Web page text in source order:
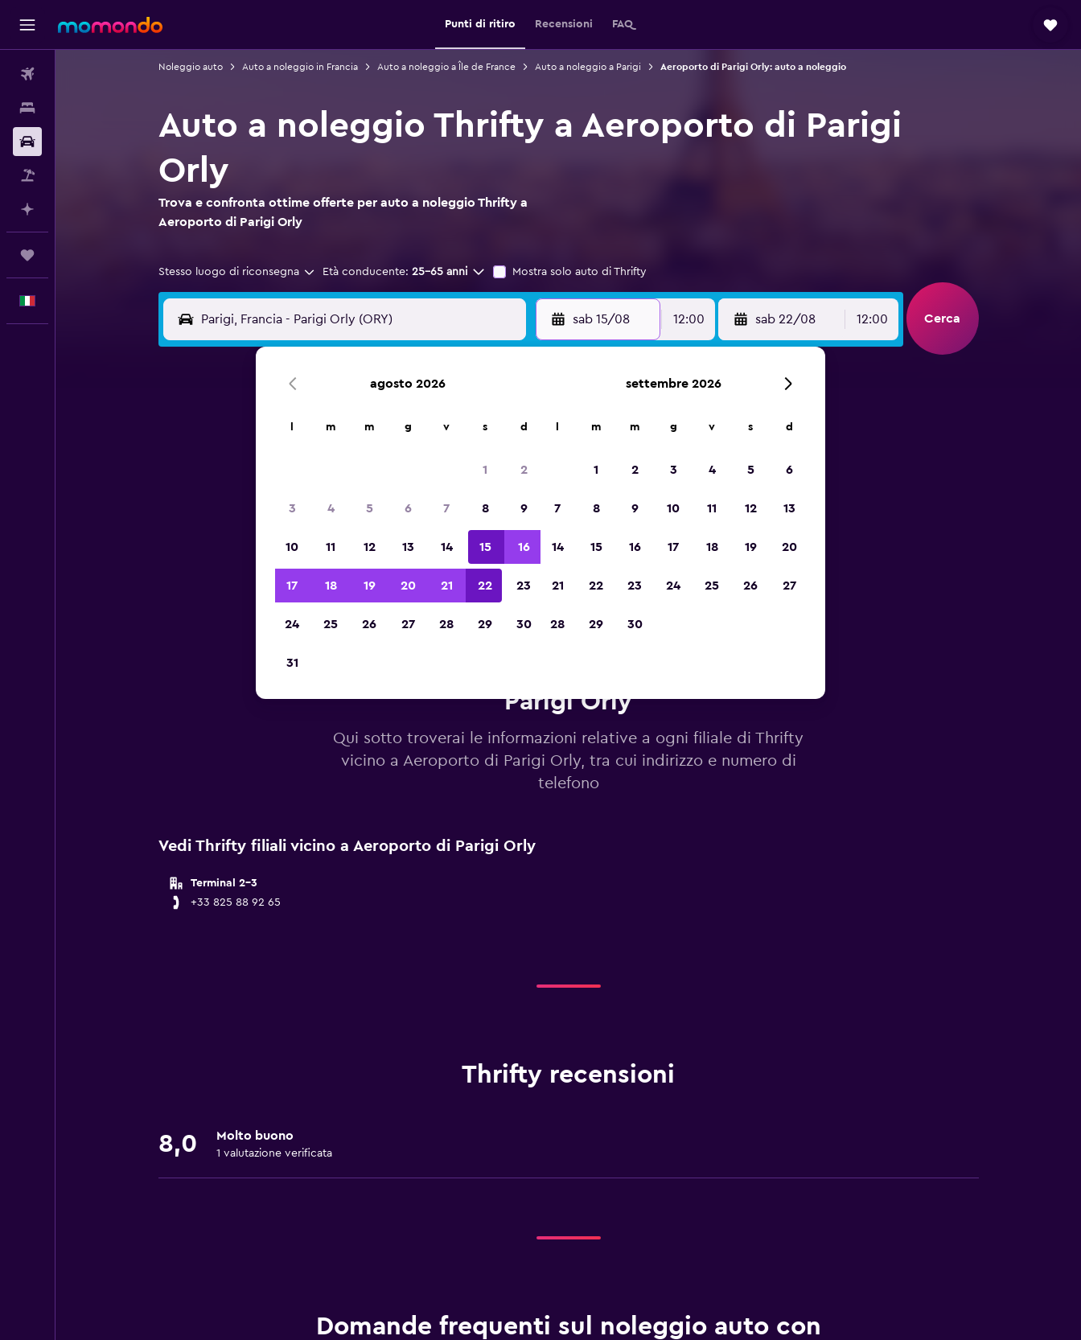
Punti di ritiro Recensioni FAQ
Noleggio auto Auto a noleggio in Francia Auto a noleggio a Île de France Auto a noleggio a Parigi Aeroporto di Parigi Orly: auto a noleggio
Auto a noleggio Thrifty a Aeroporto di Parigi
Orly
Trova e confronta ottime offerte per auto a noleggio Thrifty a
Aeroporto di Parigi Orly
Stesso luogo di riconsegna Età conducente: 25-65 anni Mostra solo auto di Thrifty
sab 15/08 12:00 sab 22/08 12:00 Cerca
d'Europa 2023
Parigi Orly
Qui sotto troverai le informazioni relative a ogni filiale di Thrifty
vicino a Aeroporto di Parigi Orly, tra cui indirizzo e numero di
telefono
Vedi Thrifty filiali vicino a Aeroporto di Parigi Orly
Terminal 2-3
+33 825 88 92 65
Thrifty recensioni
8,0 Molto buono
1 valutazione verificata
Domande frequenti sul noleggio auto con
agosto 2026
m m g v s d
1 2
3 4 5 6 7 8 9
10 11 12 13 14 15 16
17 18 19 20 21 22 23
24 25 26 27 28 29 30
31
settembre 2026
m m g v s d
1 2 3 4 5 6
7 8 9 10 11 12 13
14 15 16 17 18 19 20
21 22 23 24 25 26 27
28 29 30